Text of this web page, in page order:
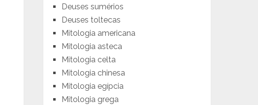
Deuses sumérios
Deuses toltecas
Mitologia americana
Mitologia asteca
Mitologia celta
Mitologia chinesa
Mitologia egípcia
Mitologia grega